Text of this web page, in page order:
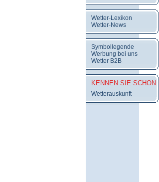
Wetter-Lexikon
Wetter-News
Symbollegende
Werbung bei uns
Wetter B2B
KENNEN SIE SCHON:
Wetterauskunft